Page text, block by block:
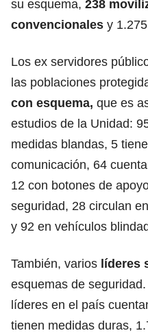
su esquema, 238
convencionales y
Los ex servidores
las poblaciones
con esquema, que es
estudios de la Unidad:
medidas blandas, 5
comunicación, 64
12 con botones de
seguridad, 28 circulan
y 92 en vehículos
También, varios líderes
esquemas de
líderes en el país
tienen medidas duras,